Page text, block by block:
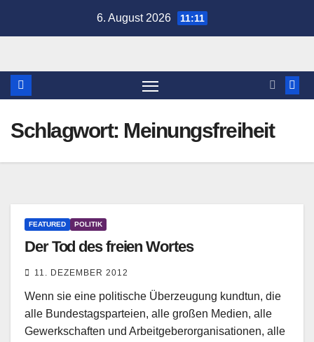
6. August 2026 11:11
Schlagwort: Meinungsfreiheit
FEATURED POLITIK
Der Tod des freien Wortes
11. DEZEMBER 2012
Wenn sie eine politische Überzeugung kundtun, die
alle Bundestagsparteien, alle großen Medien, alle
Gewerkschaften und Arbeitgeberorganisationen, alle